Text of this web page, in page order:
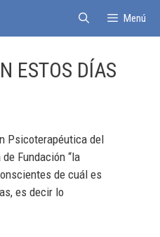
Menú
ESTOS DÍAS
Psicoterapéutica del
Fundación “la
de cuál es
es decir lo